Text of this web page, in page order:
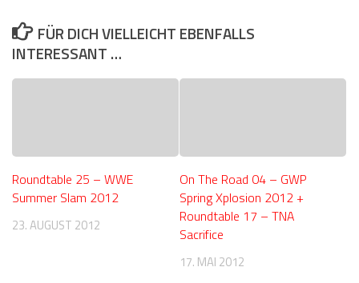
FÜR DICH VIELLEICHT EBENFALLS
INTERESSANT …
Roundtable 25 – WWE
Summer Slam 2012
23. AUGUST 2012
On The Road 04 – GWP
Spring Xplosion 2012 +
Roundtable 17 – TNA
Sacrifice
17. MAI 2012